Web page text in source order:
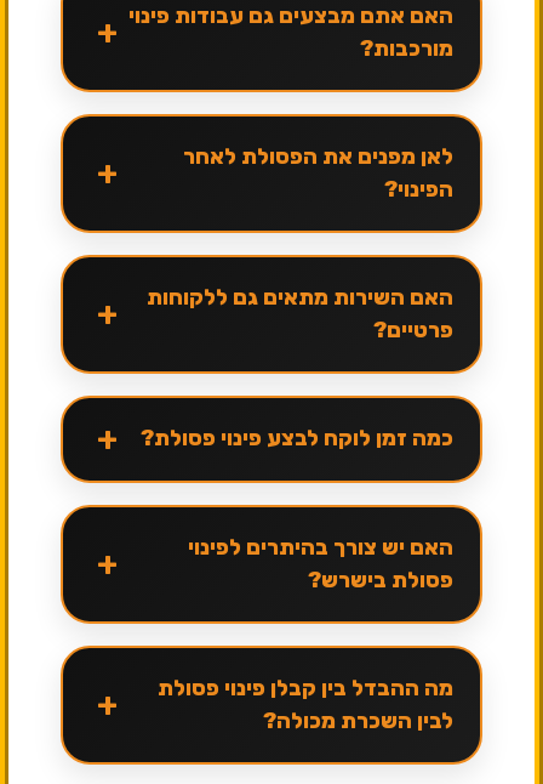
האם אתם מבצעים גם עבודות פינוי
מורכבות?
+
לאן מפנים את הפסולת לאחר
הפינוי?
+
האם השירות מתאים גם ללקוחות
פרטיים?
+
כמה זמן לוקח לבצע פינוי פסולת? +
האם יש צורך בהיתרים לפינוי
פסולת בישרש?
+
מה ההבדל בין קבלן פינוי פסולת
לבין השכרת מכולה?
+